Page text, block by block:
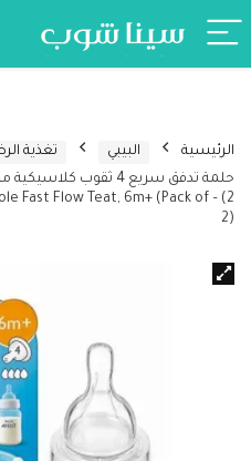
الرئيسية البيبي تغذية
Fast Flow Teat, 6m+ (Pack of
2)